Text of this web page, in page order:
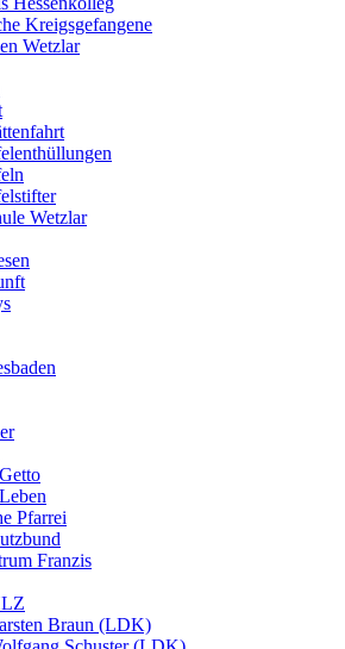
Kreigsgefangene
Wetzlar
Wetzlar
Pfarrei
Franzis
Braun (LDK)